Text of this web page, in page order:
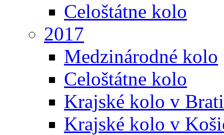
Celoštátne kolo
2017
Medzinárodné kolo
Celoštátne kolo
Krajské kolo v
Krajské kolo v